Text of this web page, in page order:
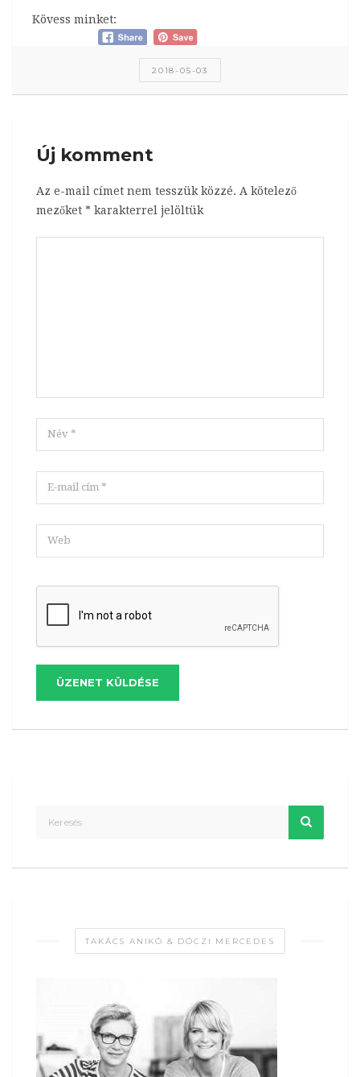
Kövess minket:
2018-05-03
Új komment
Az e-mail címet nem tesszük közzé. A kötelező
mezőket * karakterrel jelöltük
ÜZENET KÜLDÉSE
TAKÁCS ANIKÓ & DÓCZI MERCEDES